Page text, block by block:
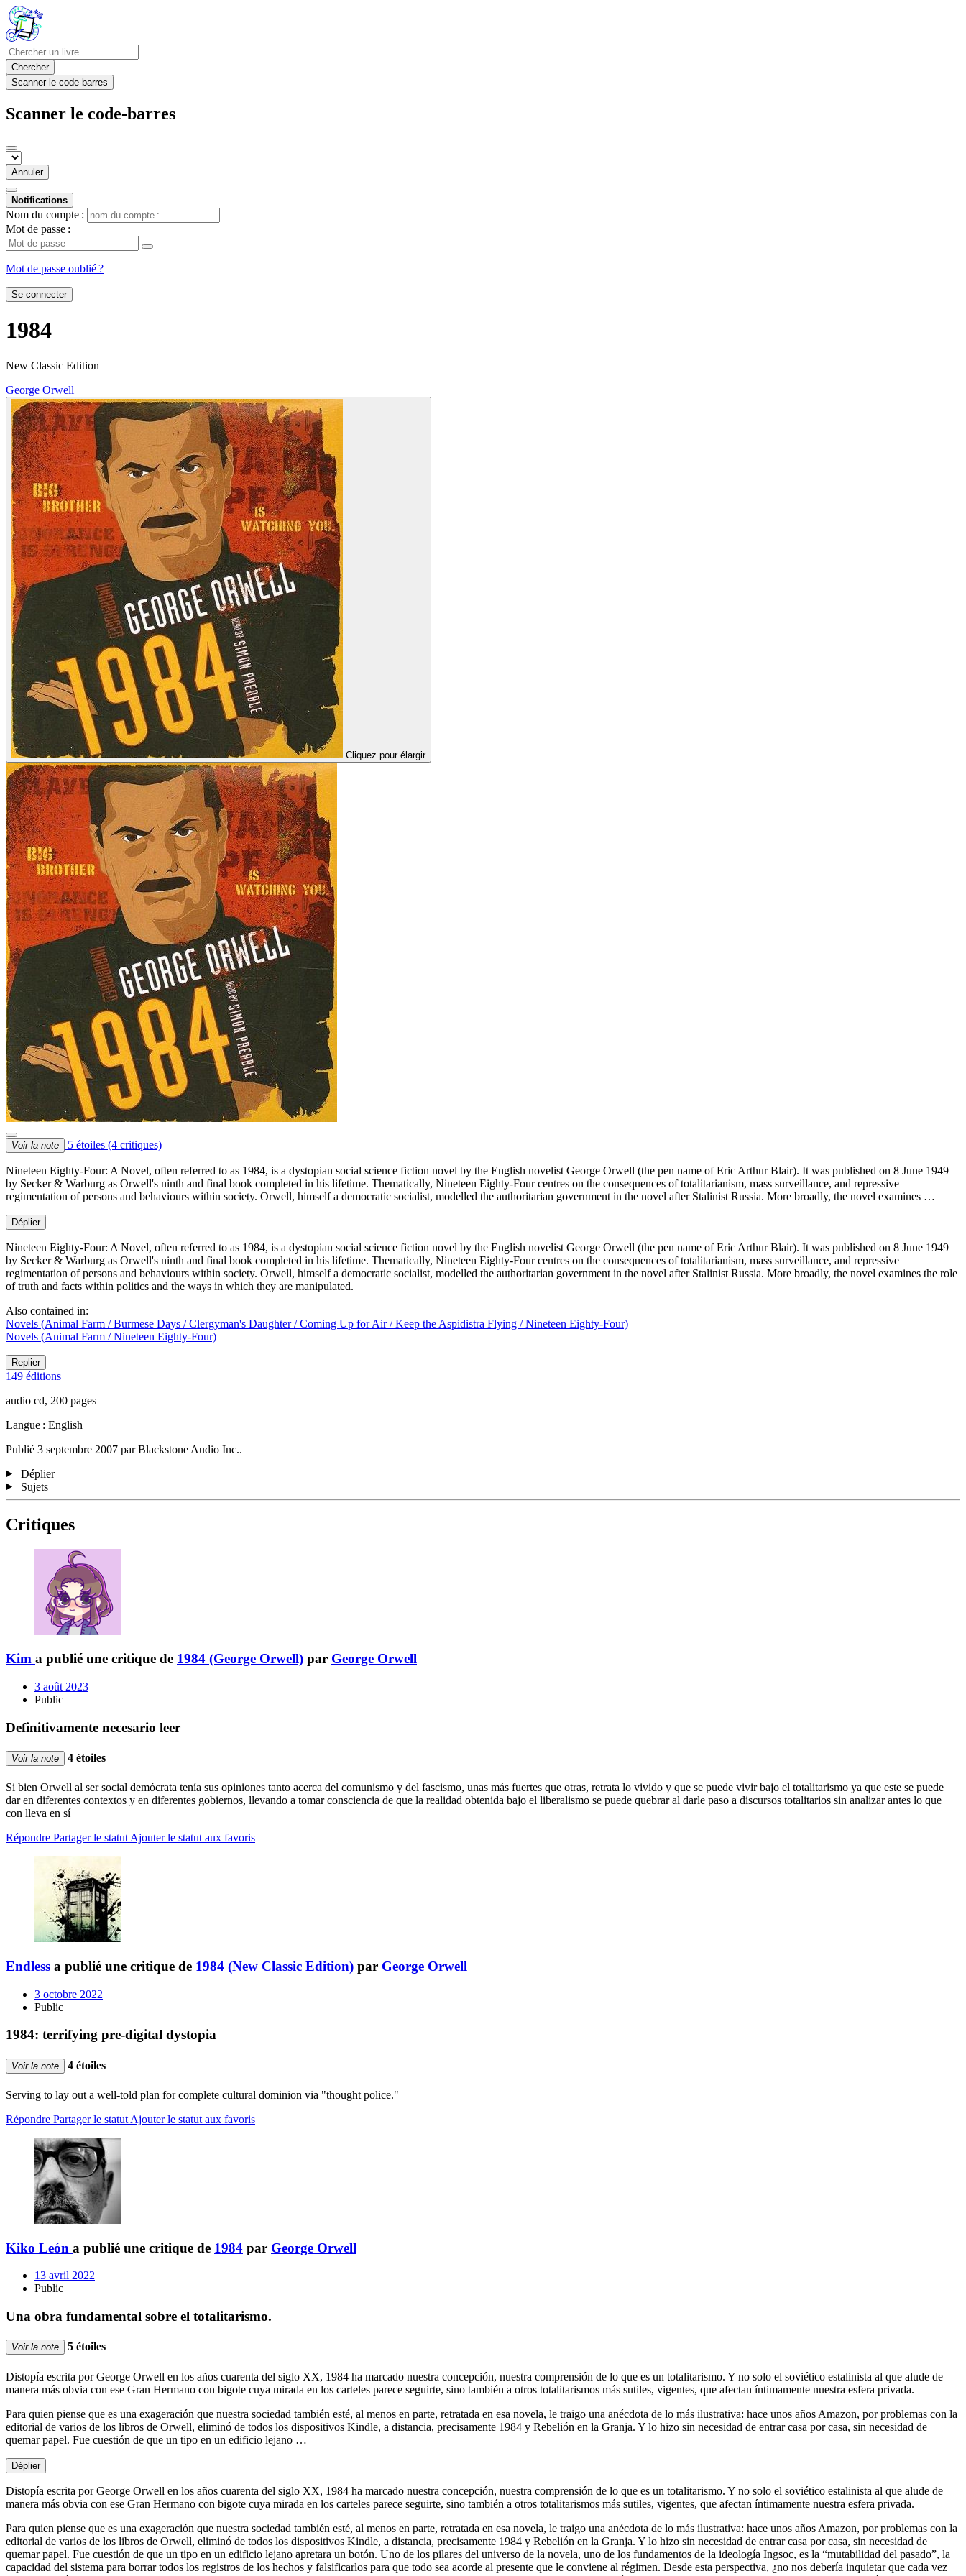
Chercher
Scanner le code-barres
Scanner le code-barres
Annuler
Notifications
Nom du compte :
Mot de passe :
Mot de passe oublié ?
Se connecter
1984
New Classic Edition
George Orwell
Cliquez pour élargir
Voir la note 5 étoiles (4 critiques)
Nineteen Eighty-Four: A Novel, often referred to as 1984, is a dystopian social science fiction novel by the English novelist George Orwell (the pen name of Eric Arthur Blair). It was published on 8 June 1949
by Secker & Warburg as Orwell's ninth and final book completed in his lifetime. Thematically, Nineteen Eighty-Four centres on the consequences of totalitarianism, mass surveillance, and repressive
regimentation of persons and behaviours within society. Orwell, himself a democratic socialist, modelled the authoritarian government in the novel after Stalinist Russia. More broadly, the novel examines …
Déplier
Nineteen Eighty-Four: A Novel, often referred to as 1984, is a dystopian social science fiction novel by the English novelist George Orwell (the pen name of Eric Arthur Blair). It was published on 8 June 1949
by Secker & Warburg as Orwell's ninth and final book completed in his lifetime. Thematically, Nineteen Eighty-Four centres on the consequences of totalitarianism, mass surveillance, and repressive
regimentation of persons and behaviours within society. Orwell, himself a democratic socialist, modelled the authoritarian government in the novel after Stalinist Russia. More broadly, the novel examines the role
of truth and facts within politics and the ways in which they are manipulated.
Also contained in:
Novels (Animal Farm / Burmese Days / Clergyman's Daughter / Coming Up for Air / Keep the Aspidistra Flying / Nineteen Eighty-Four)
Novels (Animal Farm / Nineteen Eighty-Four)
Replier
149 éditions
audio cd, 200 pages
Langue : English
Publié 3 septembre 2007 par Blackstone Audio Inc..
Déplier
Sujets
Critiques
Kim a publié une critique de 1984 (George Orwell) par George Orwell
3 août 2023
Public
Definitivamente necesario leer
Voir la note 4 étoiles
Si bien Orwell al ser social demócrata tenía sus opiniones tanto acerca del comunismo y del fascismo, unas más fuertes que otras, retrata lo vivido y que se puede vivir bajo el totalitarismo ya que este se puede
dar en diferentes contextos y en diferentes gobiernos, llevando a tomar consciencia de que la realidad obtenida bajo el liberalismo se puede quebrar al darle paso a discursos totalitarios sin analizar antes lo que
con lleva en sí
Répondre Partager le statut Ajouter le statut aux favoris
Endless a publié une critique de 1984 (New Classic Edition) par George Orwell
3 octobre 2022
Public
1984: terrifying pre-digital dystopia
Voir la note 4 étoiles
Serving to lay out a well-told plan for complete cultural dominion via "thought police."
Répondre Partager le statut Ajouter le statut aux favoris
Kiko León a publié une critique de 1984 par George Orwell
13 avril 2022
Public
Una obra fundamental sobre el totalitarismo.
Voir la note 5 étoiles
Distopía escrita por George Orwell en los años cuarenta del siglo XX, 1984 ha marcado nuestra concepción, nuestra comprensión de lo que es un totalitarismo. Y no solo el soviético estalinista al que alude de
manera más obvia con ese Gran Hermano con bigote cuya mirada en los carteles parece seguirte, sino también a otros totalitarismos más sutiles, vigentes, que afectan íntimamente nuestra esfera privada.
Para quien piense que es una exageración que nuestra sociedad también esté, al menos en parte, retratada en esa novela, le traigo una anécdota de lo más ilustrativa: hace unos años Amazon, por problemas con la
editorial de varios de los libros de Orwell, eliminó de todos los dispositivos Kindle, a distancia, precisamente 1984 y Rebelión en la Granja. Y lo hizo sin necesidad de entrar casa por casa, sin necesidad de
quemar papel. Fue cuestión de que un tipo en un edificio lejano …
Déplier
Distopía escrita por George Orwell en los años cuarenta del siglo XX, 1984 ha marcado nuestra concepción, nuestra comprensión de lo que es un totalitarismo. Y no solo el soviético estalinista al que alude de
manera más obvia con ese Gran Hermano con bigote cuya mirada en los carteles parece seguirte, sino también a otros totalitarismos más sutiles, vigentes, que afectan íntimamente nuestra esfera privada.
Para quien piense que es una exageración que nuestra sociedad también esté, al menos en parte, retratada en esa novela, le traigo una anécdota de lo más ilustrativa: hace unos años Amazon, por problemas con la
editorial de varios de los libros de Orwell, eliminó de todos los dispositivos Kindle, a distancia, precisamente 1984 y Rebelión en la Granja. Y lo hizo sin necesidad de entrar casa por casa, sin necesidad de
quemar papel. Fue cuestión de que un tipo en un edificio lejano apretara un botón. Uno de los pilares del universo de la novela, uno de los fundamentos de la ideología Ingsoc, es la “mutabilidad del pasado”, la
capacidad del sistema para borrar todos los registros de los hechos y falsificarlos para que todo sea acorde al presente que le conviene al régimen. Desde esta perspectiva, ¿no nos debería inquietar que cada vez